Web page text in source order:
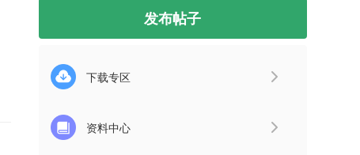
发布帖子
下载专区
资料中心